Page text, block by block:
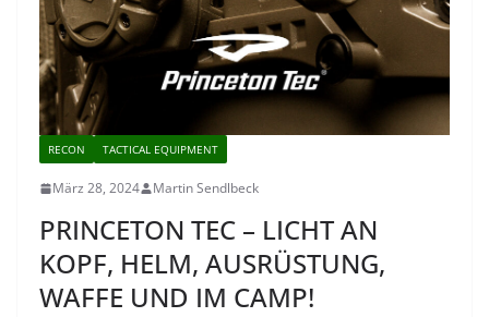
RECON TACTICAL EQUIPMENT
März 28, 2024 Martin Sendlbeck
PRINCETON TEC – LICHT AN
KOPF, HELM, AUSRÜSTUNG,
WAFFE UND IM CAMP!